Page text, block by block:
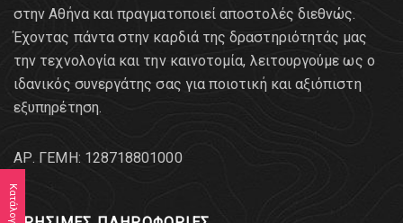
στην Αθήνα και πραγματοποιεί αποστολές διεθνώς.
Έχοντας πάντα στην καρδιά της δραστηριότητάς μας
την τεχνολογία και την καινοτομία, λειτουργούμε ως ο
ιδανικός συνεργάτης σας για ποιοτική και αξιόπιστη
εξυπηρέτηση.
AΡ. ΓΕΜΗ: 128718801000